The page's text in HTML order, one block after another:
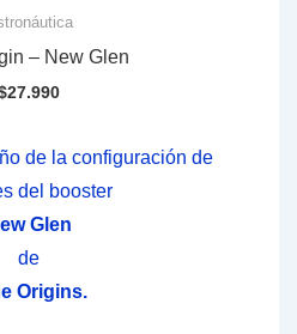
– New Glen
27.990
de la configuración de
del booster
Glen
de
Origins.